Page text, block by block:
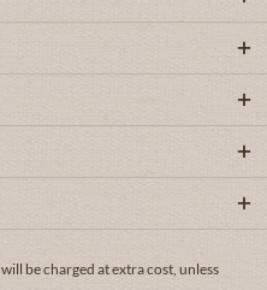
will be charged at extra cost, unless